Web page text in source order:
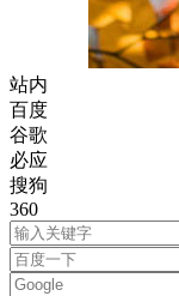
站内
百度
谷歌
必应
搜狗
360